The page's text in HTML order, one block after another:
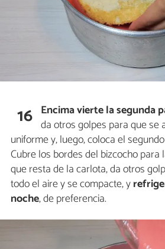
16 Encima vierte la segunda
da otros golpes para que se
uniforme y, luego, coloca el
Cubre los bordes del bizcocho
que resta de la carlota, da otros
todo el aire y se compacte, y
noche, de preferencia.